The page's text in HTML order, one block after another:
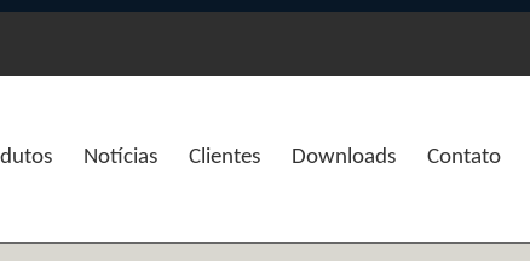
Notícias Clientes Downloads Contato